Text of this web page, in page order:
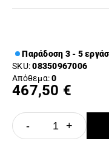
Παράδοση 3 - 5
SKU:08350967006
Απόθεμα:0
467,50 €
- +